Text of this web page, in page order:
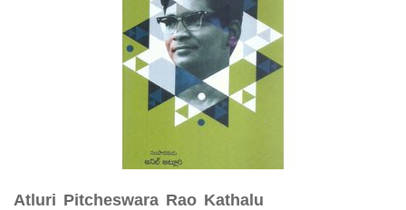
Atluri Pitcheswara Rao Kathalu